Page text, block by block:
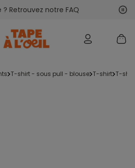
? Retrouvez notre FAQ
t-shirt - sous pull - blouse t-shirt t-